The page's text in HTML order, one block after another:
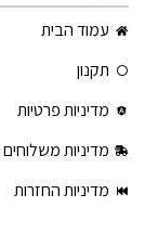
עמוד הבית
תקנון
מדיניות פרטיות
מדיניות משלוחים
מדיניות החזרות